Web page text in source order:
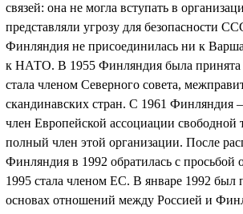
связей: она не могла вступать в
представляли угрозу для безопасности
Финляндия не присоединилась ни к
к НАТО. В 1955 Финляндия была
стала членом Северного совета,
скандинавских стран. С 1961 Финляндия
член Европейской ассоциации свободной
полный член этой организации. После
Финляндия в 1992 обратилась с
1995 стала членом ЕС. В январе 1992 был
основах отношений между Россией и